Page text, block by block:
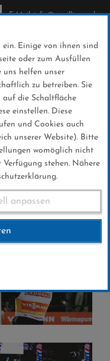
E-Mail: info@sc-willingen.de
ein. Einige von ihnen sind
oder zum Ausfüllen
helfen unser
zu betreiben. Sie
auf die Schaltfläche
einstellen. Diese
und Cookies auch
unserer Website). Bitte
womöglich nicht
stehen. Nähere
anpassen